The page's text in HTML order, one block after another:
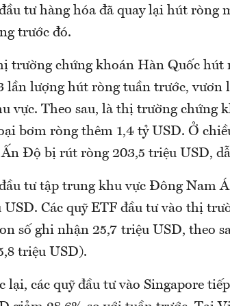
tư hàng hóa đã quay lại hút ròng
trước đó.
trường chứng khoán Hàn Quốc hút
lần lượng hút ròng tuần trước, vươn
vực. Theo sau, là thị trường chứng
bơm ròng thêm 1,4 tỷ USD. Ở
Độ bị rút ròng 203,5 triệu USD,
tư tập trung khu vực Đông Nam
USD. Các quỹ ETF đầu tư vào thị
số ghi nhận 25,7 triệu USD, theo
triệu USD).
lại, các quỹ đầu tư vào Singapore